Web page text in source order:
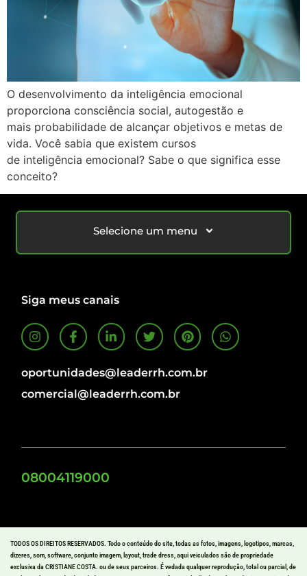
O desenvolvimento da inteligência emocional
proporciona consciência social, autogestão e
mais probabilidade de alcançar objetivos e metas de
vida. Você sabia que existem cursos
de inteligência emocional? Sabe o que significa esse
conceito?
Selecione um menu
Siga meus canais
oportunidades@leaderrh.com.br
comercial@leaderrh.com.br
08004119000
TODOS OS DIREITOS RESERVADOS. Todo o conteúdo do site, todas as fotos, imagens, logotipos, marcas,
dizeres, som, software, conjunto imagem, layout, trade dress, aqui veiculados são de propriedade
exclusiva da CRISTIANE COSTA. ou de seus parceiros. É vedada qualquer reprodução, total ou parcial, de